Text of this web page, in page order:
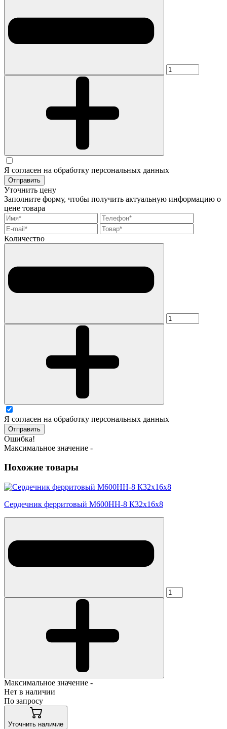
Я согласен на обработку персональных данных
Отправить
Уточнить цену
Заполните форму, чтобы получить актуальную информацию о
цене товара
Количество
Я согласен на обработку персональных данных
Отправить
Ошибка!
Максимальное значение -
Похожие товары
Сердечник ферритовый М600НН-8 К32х16х8
Максимальное значение -
Нет в наличии
По запросу
Уточнить наличие